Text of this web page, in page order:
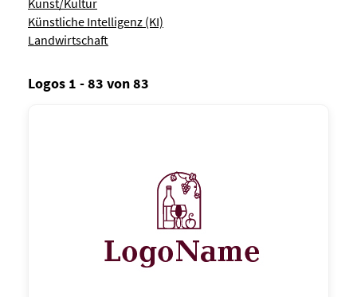
Kunst/Kultur
Künstliche Intelligenz (KI)
Landwirtschaft
Logos 1 - 83 von 83